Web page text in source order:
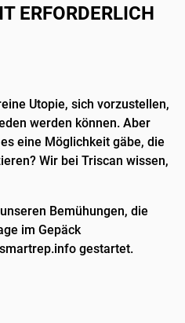
ERFORDERLICH
Utopie, sich vorzustellen,
werden können. Aber
eine Möglichkeit gäbe, die
Wir bei Triscan wissen,
Bemühungen, die
im Gepäck
gestartet.